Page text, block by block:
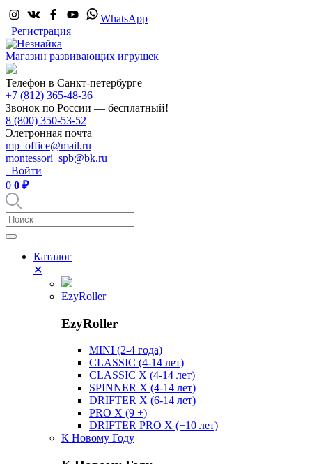
WhatsApp
Регистрация
Магазин развивающих игрушек
Телефон в Санкт-петербурге
+7 (812) 365-48-36
Звонок по России — бесплатный!
8 (800) 350-53-52
Элетронная почта
mp_office@mail.ru
montessori_spb@bk.ru
Войти
0 0 ₽
Каталог
✕
EzyRoller
EzyRoller
MINI (2-4 года)
CLASSIC (4-14 лет)
CLASSIC X (4-14 лет)
SPINNER X (4-14 лет)
DRIFTER X (6-14 лет)
PRO X (9 +)
DRIFTER PRO X (+10 лет)
К Новому Году